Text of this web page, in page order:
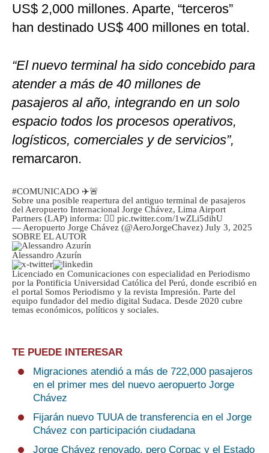
US$ 2,000 millones. Aparte, “terceros”
han destinado US$ 400 millones en total.
“El nuevo terminal ha sido concebido para
atender a más de 40 millones de
pasajeros al año, integrando en un solo
espacio todos los procesos operativos,
logísticos, comerciales y de servicios”,
remarcaron.
#COMUNICADO ✈️🚨
Sobre una posible reapertura del antiguo terminal de pasajeros
del Aeropuerto Internacional Jorge Chávez, Lima Airport
Partners (LAP) informa: 👇🏽 pic.twitter.com/1wZLi5dihU
— Aeropuerto Jorge Chávez (@AeroJorgeChavez) July 3, 2025
SOBRE EL AUTOR
Alessandro Azurín
Licenciado en Comunicaciones con especialidad en Periodismo
por la Pontificia Universidad Católica del Perú, donde escribió en
el portal Somos Periodismo y la revista Impresión. Parte del
equipo fundador del medio digital Sudaca. Desde 2020 cubre
temas económicos, políticos y sociales.
TE PUEDE INTERESAR
Migraciones atendió a más de 722,000 pasajeros
en el primer mes del nuevo aeropuerto Jorge
Chávez
Fijarán nuevo TUUA de transferencia en el Jorge
Chávez con participación ciudadana
Jorge Chávez renovado, pero Corpac y el Estado